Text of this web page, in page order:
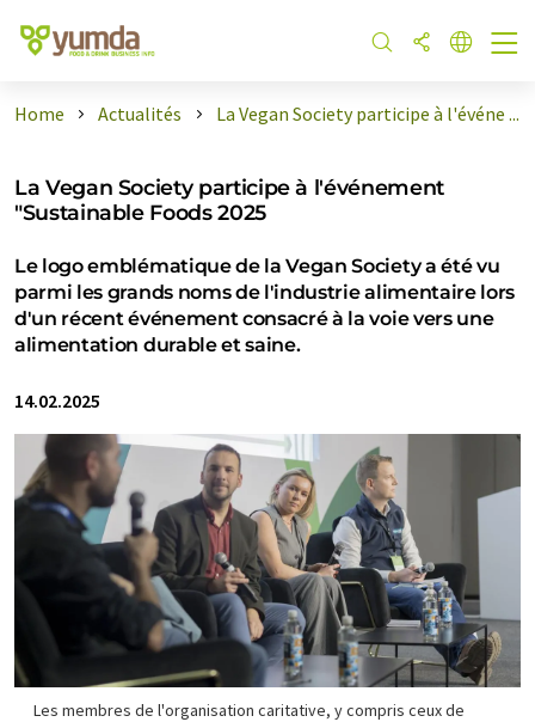
Home Actualités La Vegan Society participe à l'événe ...
La Vegan Society participe à l'événement
"Sustainable Foods 2025
Le logo emblématique de la Vegan Society a été vu
parmi les grands noms de l'industrie alimentaire lors
d'un récent événement consacré à la voie vers une
alimentation durable et saine.
14.02.2025
Les membres de l'organisation caritative, y compris ceux de